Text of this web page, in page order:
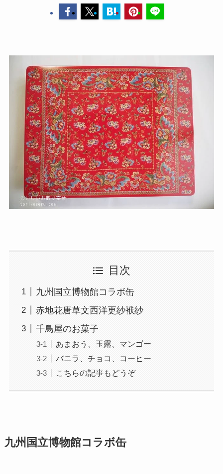
目次
九州国立博物館コラボ缶
赤地花唐草文西洋更紗袱紗
千鳥屋のお菓子
あまおう、玉露、マンゴー
バニラ、チョコ、コーヒー
こちらの記事もどうぞ
九州国立博物館コラボ缶